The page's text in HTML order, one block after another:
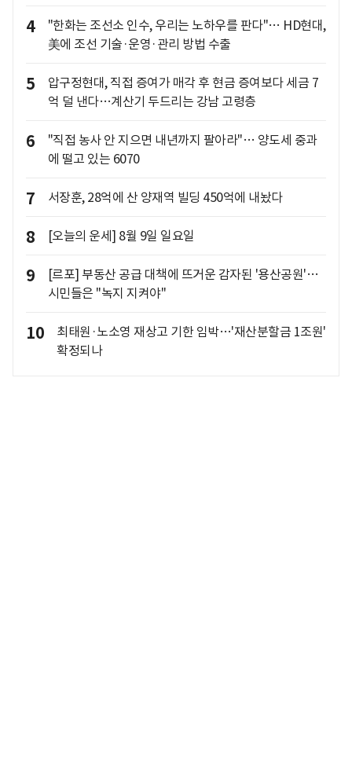
4
"한화는 조선소 인수, 우리는 노하우를 판다"… HD현대,
美에 조선 기술·운영·관리 방법 수출
5
압구정현대, 직접 증여가 매각 후 현금 증여보다 세금 7
억 덜 낸다…계산기 두드리는 강남 고령층
6
"직접 농사 안 지으면 내년까지 팔아라"… 양도세 중과
에 떨고 있는 6070
7 서장훈, 28억에 산 양재역 빌딩 450억에 내놨다
8 [오늘의 운세] 8월 9일 일요일
9
[르포] 부동산 공급 대책에 뜨거운 감자된 '용산공원'…
시민들은 "녹지 지켜야"
10
최태원·노소영 재상고 기한 임박…'재산분할금 1조원'
확정되나